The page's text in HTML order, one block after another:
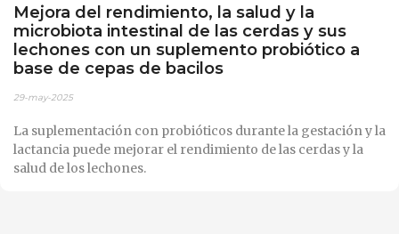
Mejora del rendimiento, la salud y la
microbiota intestinal de las cerdas y sus
lechones con un suplemento probiótico a
base de cepas de bacilos
29-may-2025
La suplementación con probióticos durante la gestación y la
lactancia puede mejorar el rendimiento de las cerdas y la
salud de los lechones.